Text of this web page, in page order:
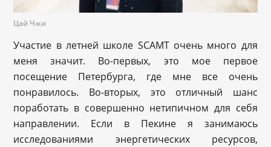
Цай Чжи
Участие в летней школе SCAMT очень много для
меня значит. Во-первых, это мое первое
посещение Петербурга, где мне все очень
понравилось. Во-вторых, это отличный шанс
поработать в совершенно нетипичном для себя
направлении. Если в Пекине я занимаюсь
исследованиями энергетических ресурсов,